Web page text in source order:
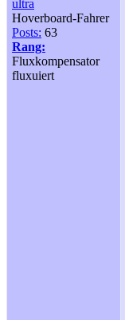
ultra
Hoverboard-Fahrer
Posts: 63
Rang:
Fluxkompensator
fluxuiert